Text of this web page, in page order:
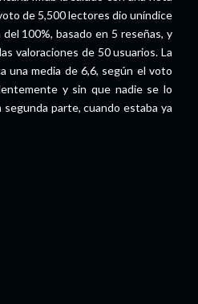
de 5,500 lectores dio uníndice
100%, basado en 5 reseñas, y
valoraciones de 50 usuarios. La
una media de 6,6, según el voto
y sin que nadie se lo
segunda parte, cuando estaba ya